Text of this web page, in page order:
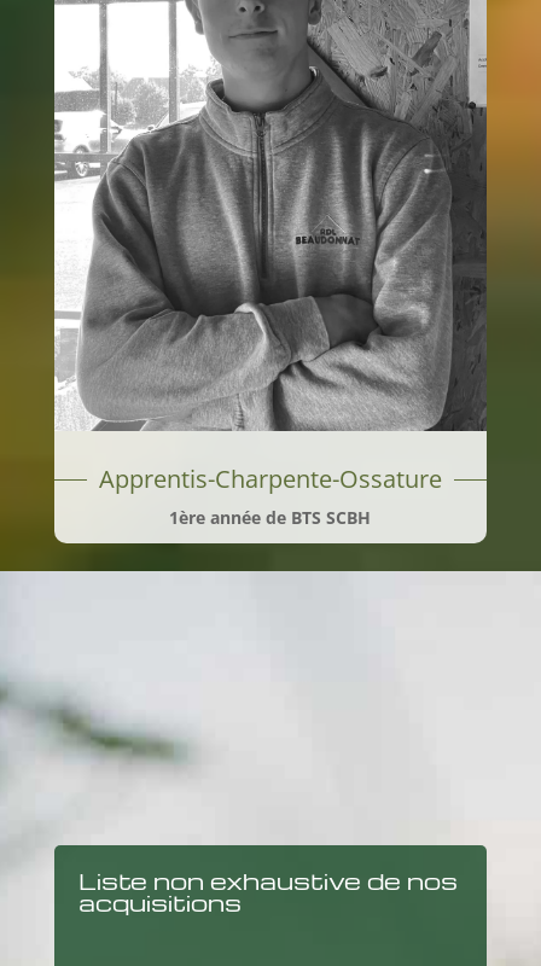
Apprentis-Charpente-Ossature
1ère année de BTS SCBH
Liste non exhaustive de nos
acquisitions